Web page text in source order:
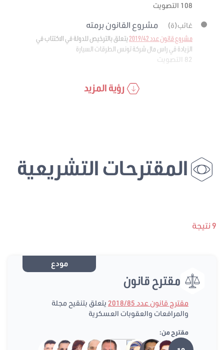
108 التصويت
غائب(ة) مشروع القانون برمته
مشروع قانون عدد 2019/42
يتعلق بالترخيص للدولة في الاكتتاب في
الزيادة في راس مال شركة تونس الطرقات السيارة
82 التصويت
رؤية المزيد
المقترحات التشريعية
9 نتيجة
مودع
مقترح قانون
مقترح قانون عدد 2018/85
يتعلق بتنقيح مجلة
والمرافعات والعقوبات العسكرية
مقترح من: